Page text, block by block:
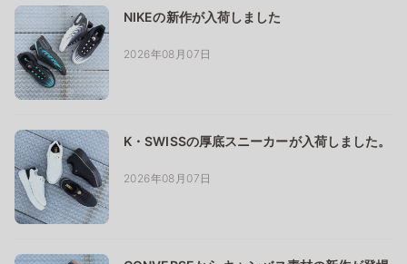
NIKEの新作が入荷しました
2026年08月07日
K・SWISSの厚底スニーカーが入荷しました。
2026年08月07日